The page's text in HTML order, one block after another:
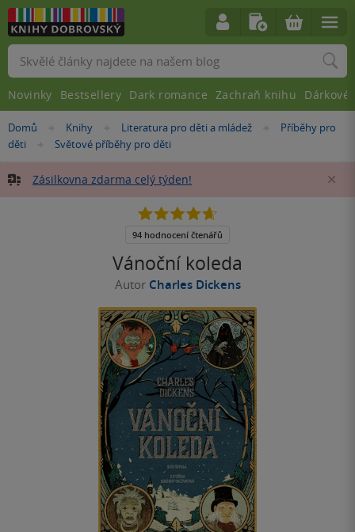
Nacházíte
se
Domů »Knihy »Literatura pro děti a mládež »Příběhy pro
děti
»
Světové příběhy pro děti
Zásilkovna zdarma celý týden!
Vánoční koleda
Autor Charles Dickens
4.7
5
94 hodnocení čtenářů
Vyhledávání
Novinky Bestsellery Dark romance Zachraň knihu Dárkové